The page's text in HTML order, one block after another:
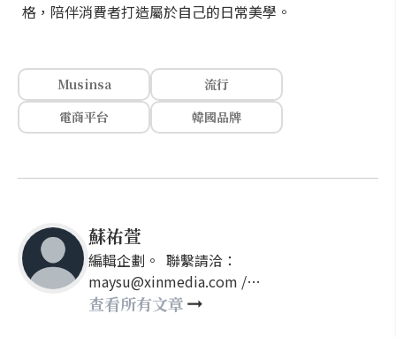
格，陪伴消費者打造屬於自己的日常美學。
Musinsa
流行
電商平台
韓國品牌
蘇祐萱
編輯企劃。 聯繫請洽：
maysu@xinmedia.com /
may860527@gmail.com
查看所有文章